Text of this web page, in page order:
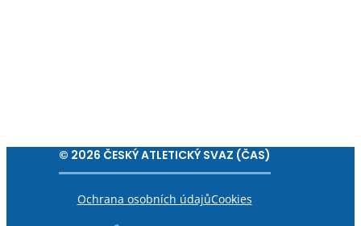
© 2026 ČESKÝ ATLETICKÝ SVAZ (ČAS)
Ochrana osobních údajůCookies